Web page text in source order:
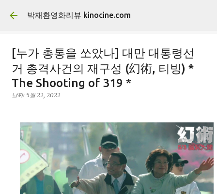
기본 콘텐츠로 건너뛰기
박재환영화리뷰 kinocine.com
[누가 총통을 쏘았나] 대만 대통령선
거 총격사건의 재구성 (幻術, 티빙) *
The Shooting of 319 *
날짜: 5월 22, 2022